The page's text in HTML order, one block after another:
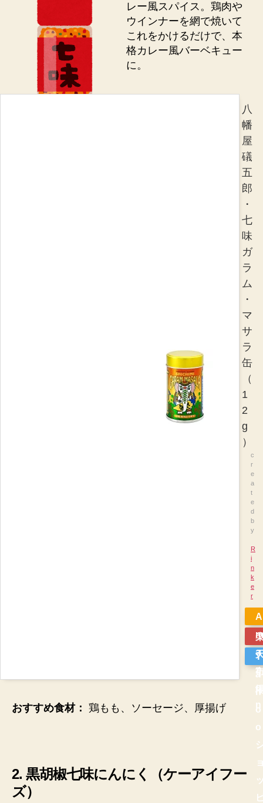
レー風スパイス。鶏肉や
ウインナーを網で焼いて
これをかけるだけで、本
格カレー風バーベキュー
に。
八
幡
屋
礒
五
郎
・
七
味
ガ
ラ
ム
・
マ
サ
ラ
缶
（
1
2
g
）
c
r
e
a
t
e
d
b
y
R
i
n
k
e
r
A
m
a
z
o
n
Y
a
h
o
o
おすすめ食材： 鶏もも、ソーセージ、厚揚げ
2. 黒胡椒七味にんにく（ケーアイフー
ズ）